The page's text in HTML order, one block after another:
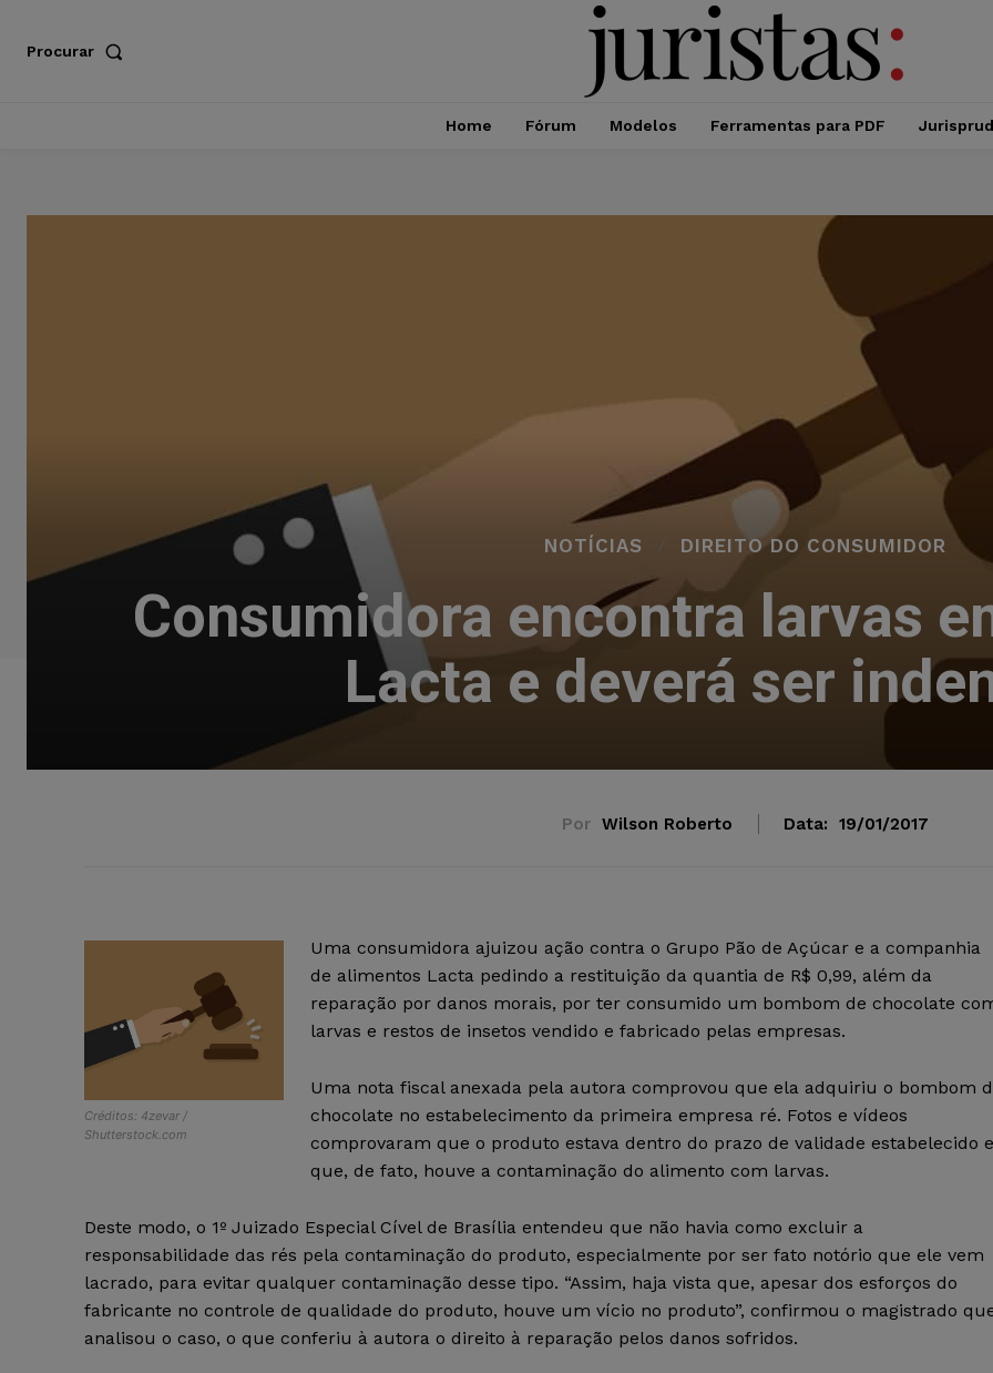
Procurar
Home Fórum Modelos Ferramentas para PDF
NOTÍCIAS DIREITO DO CONSUMIDOR
Consumidora encontra larvas
Lacta e deverá ser
Por Wilson Roberto Data: 19/01/2017
Créditos: 4zevar /
Shutterstock.com
Uma consumidora ajuizou ação contra o Grupo Pão de Açúcar e a companhia
de alimentos Lacta pedindo a restituição da quantia de R$ 0,99, além da
reparação por danos morais, por ter consumido um bombom de chocolate
larvas e restos de insetos vendido e fabricado pelas empresas.
Uma nota fiscal anexada pela autora comprovou que ela adquiriu o bombom
chocolate no estabelecimento da primeira empresa ré. Fotos e vídeos
comprovaram que o produto estava dentro do prazo de validade estabelecido e
que, de fato, houve a contaminação do alimento com larvas.
Deste modo, o 1º Juizado Especial Cível de Brasília entendeu que não havia como excluir a
responsabilidade das rés pela contaminação do produto, especialmente por ser fato notório que ele vem
lacrado, para evitar qualquer contaminação desse tipo. “Assim, haja vista que, apesar dos esforços do
fabricante no controle de qualidade do produto, houve um vício no produto”, confirmou o magistrado
analisou o caso, o que conferiu à autora o direito à reparação pelos danos sofridos.